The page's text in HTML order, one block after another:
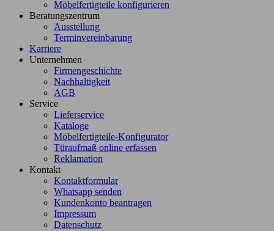
Möbelfertigteile konfigurieren
Beratungszentrum
Ausstellung
Terminvereinbarung
Karriere
Unternehmen
Firmengeschichte
Nachhaltigkeit
AGB
Service
Lieferservice
Kataloge
Möbelfertigteile-Konfigurator
Türaufmaß online erfassen
Reklamation
Kontakt
Kontaktformular
Whatsapp senden
Kundenkonto beantragen
Impressum
Datenschutz